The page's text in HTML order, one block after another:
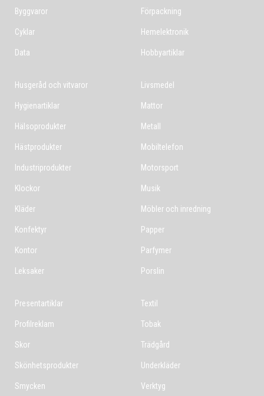
Byggvaror
Cyklar
Data
Förpackning
Hemelektronik
Hobbyartiklar
Husgeråd och vitvaror
Hygienartiklar
Hälsoprodukter
Hästprodukter
Industriprodukter
Klockor
Kläder
Konfektyr
Kontor
Leksaker
Livsmedel
Mattor
Metall
Mobiltelefon
Motorsport
Musik
Möbler och inredning
Papper
Parfymer
Porslin
Presentartiklar
Profilreklam
Skor
Skönhetsprodukter
Smycken
Textil
Tobak
Trädgård
Underkläder
Verktyg